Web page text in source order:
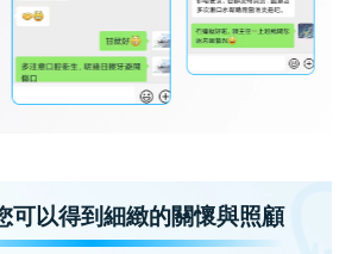
可以得到細緻的關懷與照顧